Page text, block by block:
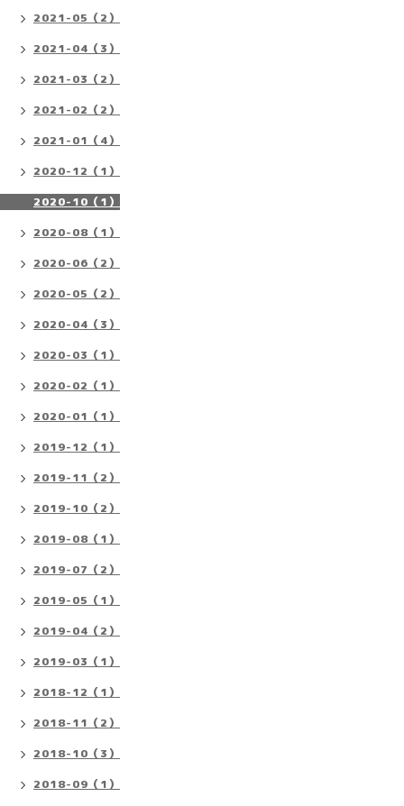
2021-05（2）
2021-04（3）
2021-03（2）
2021-02（2）
2021-01（4）
2020-12（1）
2020-10（1）
2020-08（1）
2020-06（2）
2020-05（2）
2020-04（3）
2020-03（1）
2020-02（1）
2020-01（1）
2019-12（1）
2019-11（2）
2019-10（2）
2019-08（1）
2019-07（2）
2019-05（1）
2019-04（2）
2019-03（1）
2018-12（1）
2018-11（2）
2018-10（3）
2018-09（1）